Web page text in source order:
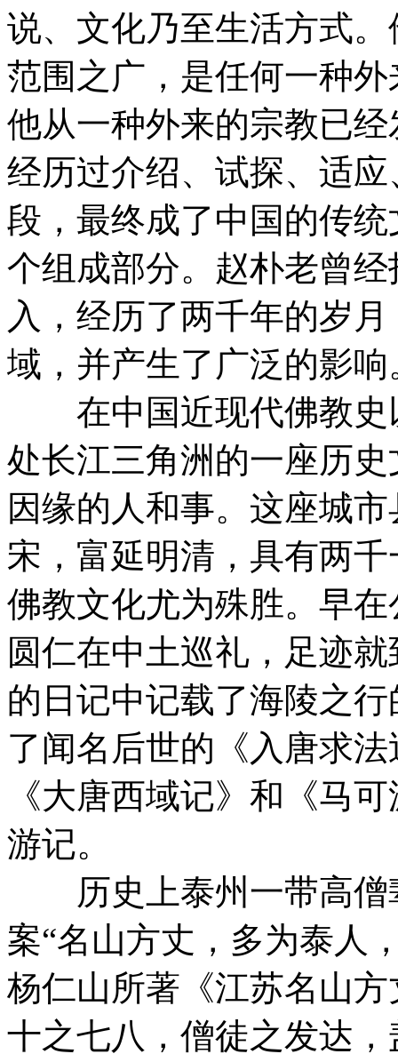
说、文化乃至生活方式
范围之广，是任何一种
他从一种外来的宗教已
经历过介绍、试探、适
段，最终成了中国的传
个组成部分。赵朴老曾
入，经历了两千年的岁
域，并产生了广泛的影响
在中国近现代佛教史
处长江三角洲的一座历
因缘的人和事。这座城
宋，富延明清，具有两
佛教文化尤为殊胜。早
圆仁在中土巡礼，足迹
的日记中记载了海陵之
了闻名后世的《入唐求
《大唐西域记》和《马
游记。
历史上泰州一带高僧
案“名山方丈，多为泰人
杨仁山所著《江苏名山
十之七八，僧徒之发达